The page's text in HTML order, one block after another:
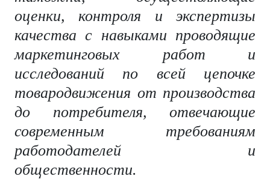
оценки, контроля и экспертизы
качества с навыками проводящие
маркетинговых работ и
исследований по всей цепочке
товародвижения от производства
до потребителя, отвечающие
современным требованиям
работодателей и
общественности.